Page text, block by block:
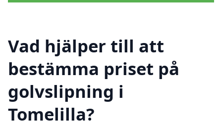
Vad hjälper till att
bestämma priset på
golvslipning i
Tomelilla?